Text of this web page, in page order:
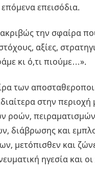
επεισόδια.
την σφαίρα
αξίες,
κι ό,τι πιούμε…».
των
στην
ροών,
διάβρωσης και
μετόπισθεν και
ηγεσία και